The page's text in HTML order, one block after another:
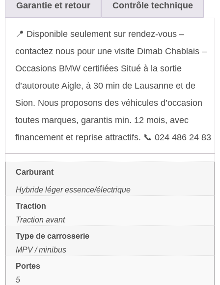
Garantie et retour Contrôle technique
📍 Disponible seulement sur rendez-vous –
contactez nous pour une visite Dimab Chablais –
Occasions BMW certifiées Situé à la sortie
d’autoroute Aigle, à 30 min de Lausanne et de
Sion. Nous proposons des véhicules d’occasion
toutes marques, garantis min. 12 mois, avec
financement et reprise attractifs. 📞 024 486 24 83
Carburant
Hybride léger essence/électrique
Traction
Traction avant
Type de carrosserie
MPV / minibus
Portes
5